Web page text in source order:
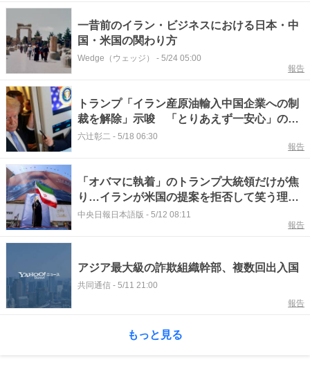
一昔前のイラン・ビジネスにおける日本・中
国・米国の関わり方
Wedge（ウェッジ） - 5/24 05:00
報告
トランプ「イラン産原油輸入中国企業への制
裁を解除」示唆 「とりあえず一安心」の外
国企業がある理由 #エキスパートトピ
六辻彰二 - 5/18 06:30
報告
「オバマに執着」のトランプ大統領だけが焦
り…イランが米国の提案を拒否して笑う理由
（2）
中央日報日本語版 - 5/12 08:11
報告
アジア最大級の詐欺組織幹部、複数回出入国
共同通信 - 5/11 21:00
報告
もっと見る